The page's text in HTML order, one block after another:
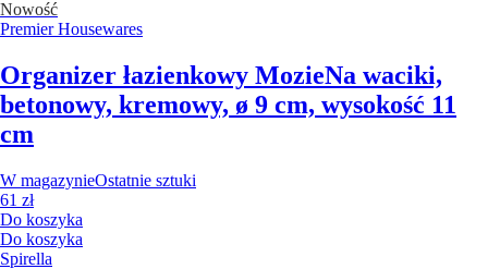
Nowość
Premier Housewares
Organizer łazienkowy MozieNa waciki,
betonowy, kremowy, ø 9 cm, wysokość 11
cm
W magazynieOstatnie sztuki
61 zł
Do koszyka
Do koszyka
Spirella